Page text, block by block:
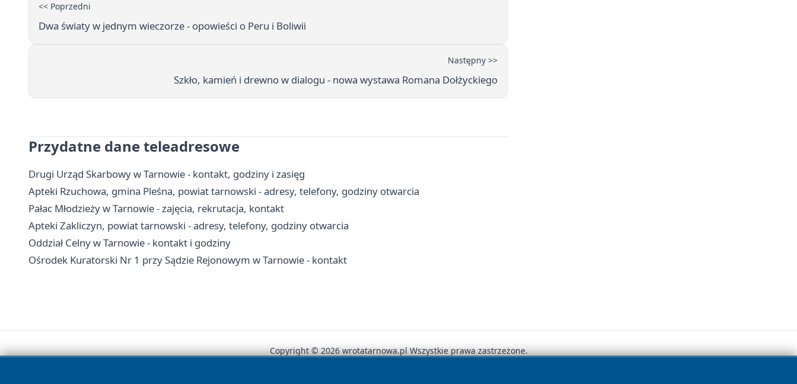
<< Poprzedni
Dwa światy w jednym wieczorze - opowieści o Peru i Boliwii
Następny >>
Szkło, kamień i drewno w dialogu - nowa wystawa Romana Dołżyckiego
Przydatne dane teleadresowe
Drugi Urząd Skarbowy w Tarnowie - kontakt, godziny i zasięg
Apteki Rzuchowa, gmina Pleśna, powiat tarnowski - adresy, telefony, godziny otwarcia
Pałac Młodzieży w Tarnowie - zajęcia, rekrutacja, kontakt
Apteki Zakliczyn, powiat tarnowski - adresy, telefony, godziny otwarcia
Oddział Celny w Tarnowie - kontakt i godziny
Ośrodek Kuratorski Nr 1 przy Sądzie Rejonowym w Tarnowie - kontakt
Copyright © 2026 wrotatarnowa.pl Wszystkie prawa zastrzeżone.